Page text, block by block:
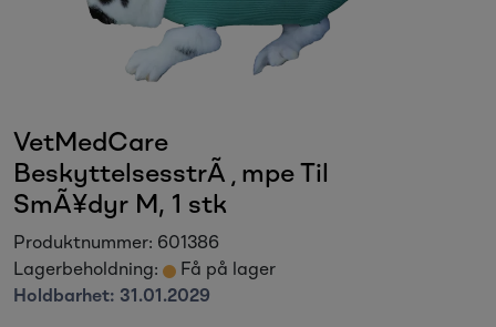
VetMedCare
BeskyttelsesstrÃ¸mpe Til
SmÃ¥dyr M, 1 stk
Produktnummer: 601386
Lagerbeholdning:
Få på lager
Holdbarhet: 31.01.2029
Sesongvarer